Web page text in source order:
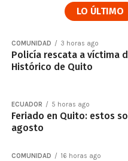
LO ÚLTIMO
COMUNIDAD 3 horas ago
Policía rescata a víctima
Histórico de Quito
ECUADOR 5 horas ago
Feriado en Quito: estos
agosto
COMUNIDAD 16 horas ago